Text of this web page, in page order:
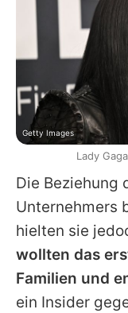
Die Beziehung
Unternehmers
hielten sie
wollten das
Familien und
ein Insider
Getty Images
Lady